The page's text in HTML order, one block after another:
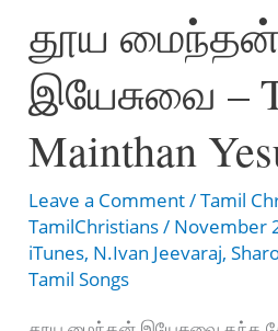
நானும்
நீயும்
பாடுவோமா
தூய மைந்தன்
இயேசுவை –
Mainthan
Leave a Comment/Tamil
TamilChristians/ November
iTunes, N.Ivan Jeevaraj,
Tamil Songs